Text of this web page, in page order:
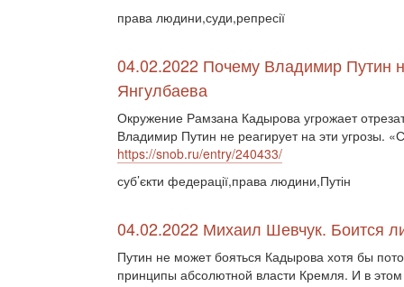
права людини,суди,репресії
04.02.2022 Почему Владимир Путин
Янгулбаева
Окружение Рамзана Кадырова угрожает
Владимир Путин не реагирует на эти угрозы.
https://snob.ru/entry/240433/
суб’єкти федерації,права людини,Путін
04.02.2022 Михаил Шевчук. Боится
Путин не может бояться Кадырова хотя бы
принципы абсолютной власти Кремля. И в